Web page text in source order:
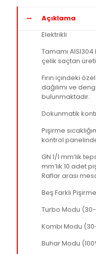
Açıklama
Elektrikli
Tamamı
çelik saçtan
Fırın içindeki
dağılımı ve
bulunmaktadır.
Dokunmatik
Pişirme
kontrol
GN 1/1 mm’lik
mm’lik 10 adet
Raflar arası
Beş Farklı
Turbo Modu
Kombi Modu
Buhar Modu